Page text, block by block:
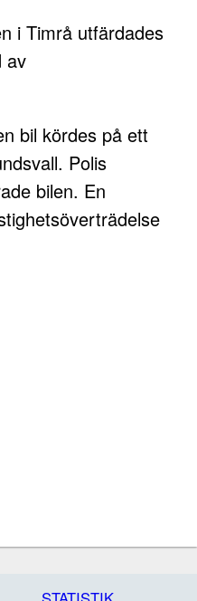
i Timrå utfärdades
av
bil kördes på ett
Polis
bilen. En